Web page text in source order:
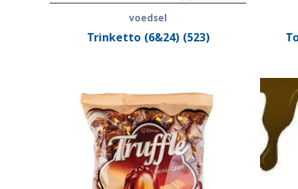
voedsel
Trinketto (6&24) (523)